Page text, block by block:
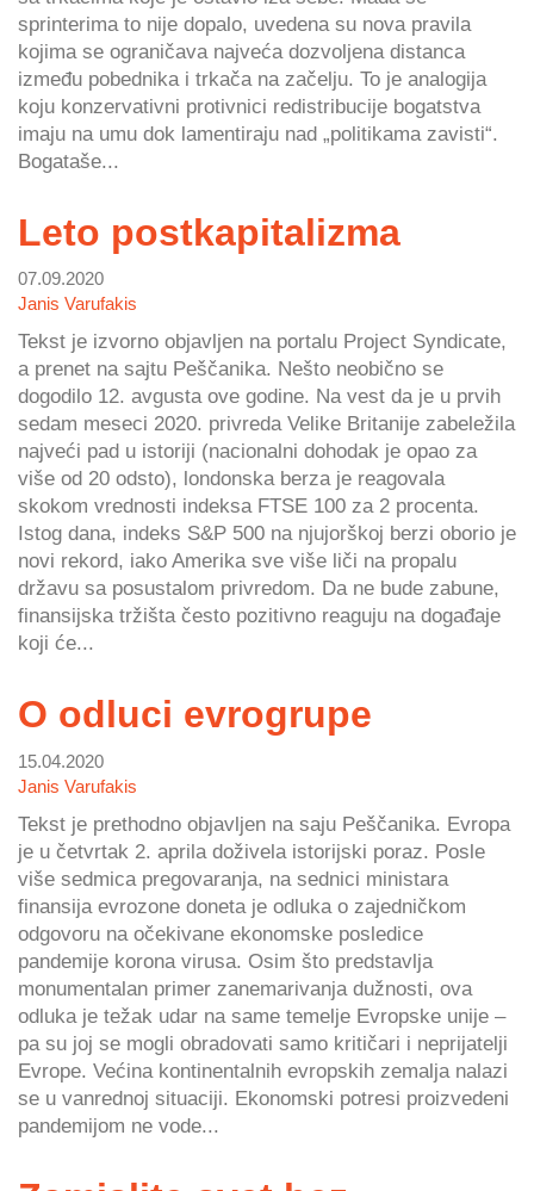
sprinterima to nije dopalo, uvedena su nova pravila
kojima se ograničava najveća dozvoljena distanca
između pobednika i trkača na začelju. To je analogija
koju konzervativni protivnici redistribucije bogatstva
imaju na umu dok lamentiraju nad „politikama zavisti“.
Bogataše...
Leto postkapitalizma
07.09.2020
Janis Varufakis
Tekst je izvorno objavljen na portalu Project Syndicate,
a prenet na sajtu Peščanika. Nešto neobično se
dogodilo 12. avgusta ove godine. Na vest da je u prvih
sedam meseci 2020. privreda Velike Britanije zabeležila
najveći pad u istoriji (nacionalni dohodak je opao za
više od 20 odsto), londonska berza je reagovala
skokom vrednosti indeksa FTSE 100 za 2 procenta.
Istog dana, indeks S&P 500 na njujorškoj berzi oborio je
novi rekord, iako Amerika sve više liči na propalu
državu sa posustalom privredom. Da ne bude zabune,
finansijska tržišta često pozitivno reaguju na događaje
koji će...
O odluci evrogrupe
15.04.2020
Janis Varufakis
Tekst je prethodno objavljen na saju Peščanika. Evropa
je u četvrtak 2. aprila doživela istorijski poraz. Posle
više sedmica pregovaranja, na sednici ministara
finansija evrozone doneta je odluka o zajedničkom
odgovoru na očekivane ekonomske posledice
pandemije korona virusa. Osim što predstavlja
monumentalan primer zanemarivanja dužnosti, ova
odluka je težak udar na same temelje Evropske unije –
pa su joj se mogli obradovati samo kritičari i neprijatelji
Evrope. Većina kontinentalnih evropskih zemalja nalazi
se u vanrednoj situaciji. Ekonomski potresi proizvedeni
pandemijom ne vode...